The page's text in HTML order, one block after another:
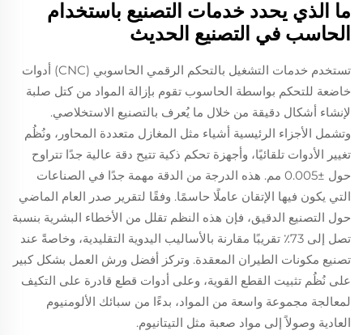
ما الذي يحدد خدمات التصنيع باستخدام
الحاسب في التصنيع الحديث
تستخدم خدمات التشغيل بالتحكم الرقمي الحاسوبي (CNC) أدوات
خاضعة للتحكم بواسطة الحاسوب تقوم بإزالة المواد من كتل صلبة
لإنشاء أشكال دقيقة من خلال ما يُعرف بالتصنيع الاستخلاصي.
وتشمل الأجزاء الرئيسية أشياء مثل المغازل متعددة المحاور، ونُظُم
تغيير الأدوات تلقائيًا، وأجهزة تحكم ذكية تتيح دقة عالية جدًا تتراوح
حول ±0.005 مم. هذه الدرجة من الدقة مهمة جدًا في الصناعات
التي يكون فيها الإتقان عاملًا حاسمًا. وفقًا لتقرير صدر العام الماضي
حول التصنيع الدقيق، فإن هذه النظم تقلل من الأخطاء البشرية بنسبة
تصل إلى 73٪ تقريبًا مقارنة بالأساليب اليدوية التقليدية، وخاصةً عند
تصنيع مكونات الطيران المعقدة. وتركز أفضل ورش العمل بشكل كبير
على نُظُم تثبيت القطع القوية، وعلى أدوات قطع قادرة على التكيف
لمعالجة مجموعة واسعة من المواد، بدءًا من سبائك الألومنيوم
العادية وصولاً إلى مواد صعبة مثل التيتانيوم.